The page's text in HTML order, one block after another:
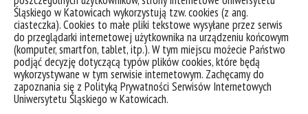
Śląskiego w Katowicach wykorzystują tzw. cookies (z ang.
ciasteczka). Cookies to małe pliki tekstowe wysyłane przez serwis
do przeglądarki internetowej użytkownika na urządzeniu końcowym
(komputer, smartfon, tablet, itp.). W tym miejscu możecie Państwo
podjąć decyzję dotyczącą typów plików cookies, które będą
wykorzystywane w tym serwisie internetowym. Zachęcamy do
zapoznania się z Polityką Prywatności Serwisów Internetowych
Uniwersytetu Śląskiego w Katowicach.
Ogłoszenie konkursu dla doktorantów na środki w
dyspozycji URSD
Z dniem 28 lutego 2024 r. Uczelniana Rada
Samorządu Doktorantów ogłasza konkurs dla
doktorantów oraz organizacji doktoranckich UŚ na